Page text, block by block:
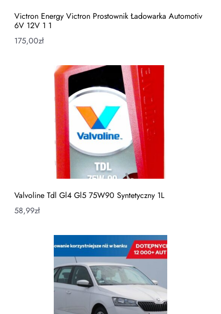
Victron Energy Victron Prostownik Ładowarka Automotiv
6V 12V 1 1
175,00zł
Valvoline Tdl Gl4 Gl5 75W90 Syntetyczny 1L
58,99zł